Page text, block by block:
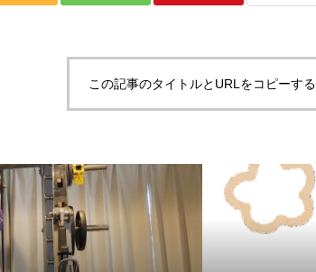
この記事のタイトルとURLをコピーする